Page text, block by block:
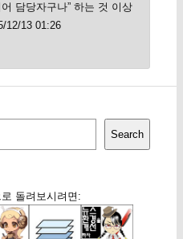
담당자구나” 하는 것 이상
12/13 01:26
Search
돌려보시려면: